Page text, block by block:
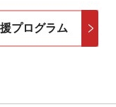
プログラム